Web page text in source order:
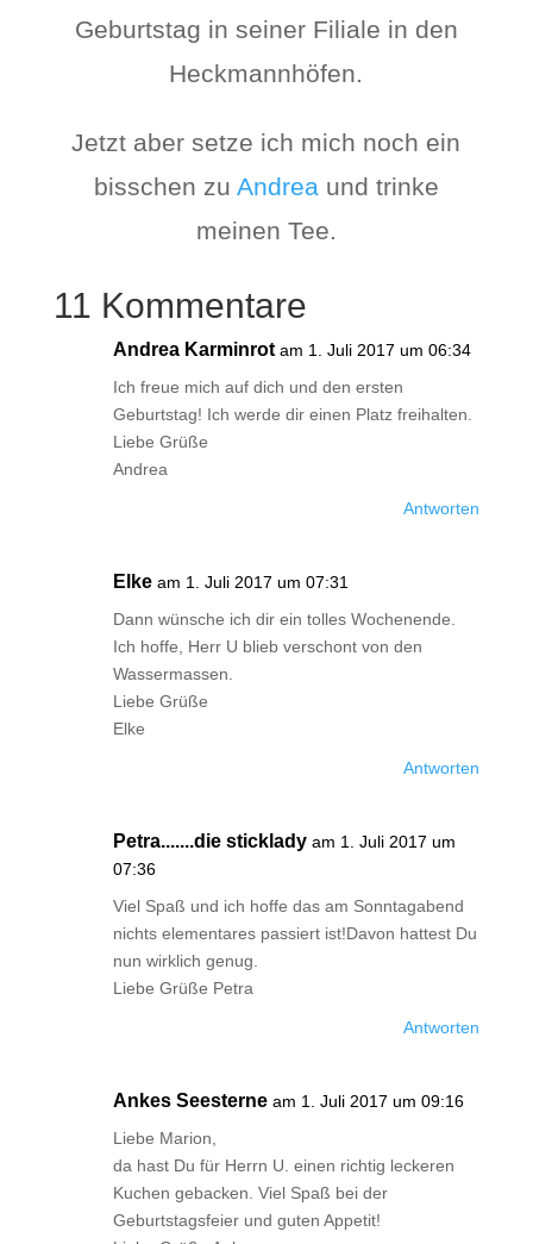
Geburtstag in seiner Filiale in den
Heckmannhöfen.
Jetzt aber setze ich mich noch ein
bisschen zu Andrea und trinke
meinen Tee.
11 Kommentare
Andrea Karminrot am 1. Juli 2017 um 06:34
Ich freue mich auf dich und den ersten
Geburtstag! Ich werde dir einen Platz freihalten.
Liebe Grüße
Andrea
Antworten
Elke am 1. Juli 2017 um 07:31
Dann wünsche ich dir ein tolles Wochenende.
Ich hoffe, Herr U blieb verschont von den
Wassermassen.
Liebe Grüße
Elke
Antworten
Petra.......die sticklady am 1. Juli 2017 um
07:36
Viel Spaß und ich hoffe das am Sonntagabend
nichts elementares passiert ist!Davon hattest Du
nun wirklich genug.
Liebe Grüße Petra
Antworten
Ankes Seesterne am 1. Juli 2017 um 09:16
Liebe Marion,
da hast Du für Herrn U. einen richtig leckeren
Kuchen gebacken. Viel Spaß bei der
Geburtstagsfeier und guten Appetit!